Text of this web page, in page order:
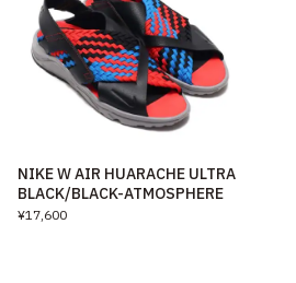
NIKE W AIR HUARACHE ULTRA
BLACK/BLACK-ATMOSPHERE
¥17,600